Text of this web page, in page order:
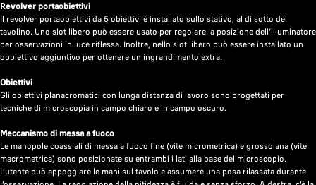
Revolver portaobiettivi
Il revolver portaobiettivi da 5 obiettivi è installato sullo stativo, al di sotto del
tavolino. Uno slot libero può essere usato per regolare la posizione dell’illuminatore
per osservazioni in luce riflessa. Inoltre, nello slot libero può essere installato un
obbiettivo aggiuntivo per ottenere un ingrandimento extra.
Obiettivi
Gli obiettivi planacromatici con lunga distanza di lavoro sono progettati per
tecniche di microscopia in campo chiaro e in campo oscuro.
Meccanismo di messa a fuoco
Le manopole coassiali di messa a fuoco fine (vite micrometrica) e grossolana (vite
macrometrica) sono posizionate su entrambi i lati alla base del microscopio.
L’utente può appoggiare le mani sul tavolo e assumere una posa rilassata durante